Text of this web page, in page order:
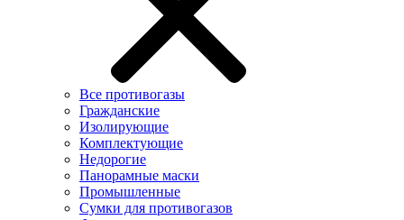
Все противогазы
Гражданские
Изолирующие
Комплектующие
Недорогие
Панорамные маски
Промышленные
Сумки для противогазов